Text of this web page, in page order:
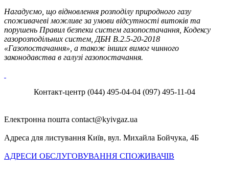
Нагадуємо, що відновлення розподілу природного газу
споживачеві можливе за умови відсутності витоків та
порушень Правил безпеки систем газопостачання, Кодексу
газорозподільних систем, ДБН В.2.5-20-2018
«Газопостачання», а також інших вимог чинного
законодавства в галузі газопостачання.
Контакт-центр (044) 495-04-04 (097) 495-11-04
Електронна пошта
Адреса для листування Київ, вул. Михайла Бойчука, 4Б
АДРЕСИ ОБСЛУГОВУВАННЯ СПОЖИВАЧІВ